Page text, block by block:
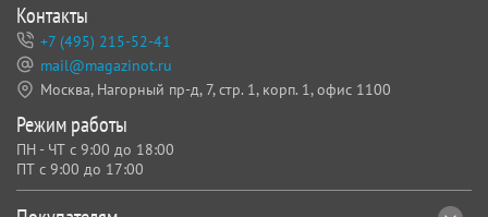
Контакты
+7 (495) 215-52-41
mail@magazinot.ru
Москва, Нагорный пр-д, 7, стр. 1, корп. 1, офис 1100
Режим работы
ПН - ЧТ с 9:00 до 18:00
ПТ с 9:00 до 17:00